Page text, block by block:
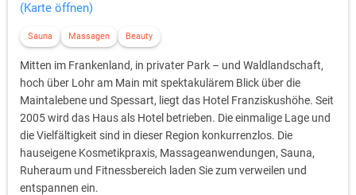
(Karte öffnen)
Sauna Massagen Beauty
Mitten im Frankenland, in privater Park – und Waldlandschaft,
hoch über Lohr am Main mit spektakulärem Blick über die
Maintalebene und Spessart, liegt das Hotel Franziskushöhe. Seit
2005 wird das Haus als Hotel betrieben. Die einmalige Lage und
die Vielfältigkeit sind in dieser Region konkurrenzlos. Die
hauseigene Kosmetikpraxis, Massageanwendungen, Sauna,
Ruheraum und Fitnessbereich laden Sie zum verweilen und
entspannen ein.